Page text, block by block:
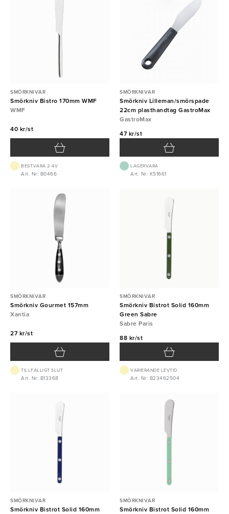
SMÖRKNIVAR
Smörkniv Bistro 170mm WMF
WMF
40 kr/st
BEST.VARA 2-4V
Art. Nr: B0466
SMÖRKNIVAR
Smörkniv Lilleman/smörspade
22cm plasthandtag GastroMax
GastroMax
47 kr/st
LAGERVARA
Art. Nr: K51661
SMÖRKNIVAR
Smörkniv Gourmet 157mm
Xantia
27 kr/st
TILLFÄLLIGT SLUT
Art. Nr: B13368
SMÖRKNIVAR
Smörkniv Bistrot Solid 160mm
Green Sabre
Sabre Paris
88 kr/st
VARIERANDE LEVTID
Art. Nr: B23462504
SMÖRKNIVAR
Smörkniv Bistrot Solid 160mm
SMÖRKNIVAR
Smörkniv Bistrot Solid 160mm